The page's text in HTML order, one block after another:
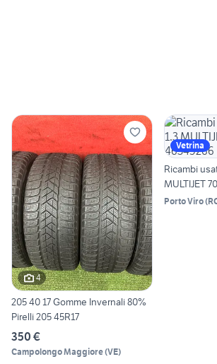
4
205 40 17 Gomme Invernali 80%
Pirelli 205 45R17
350 €
Campolongo Maggiore(VE)
Vetrina
Ricambi
MULTIJET
Porto Viro(